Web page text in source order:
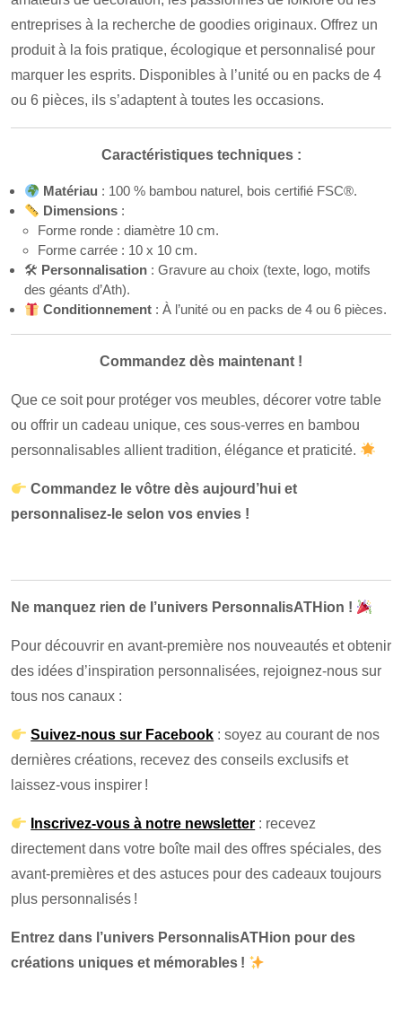
entreprises à la recherche de goodies originaux. Offrez un
produit à la fois pratique, écologique et personnalisé pour
marquer les esprits. Disponibles à l’unité ou en packs de 4
ou 6 pièces, ils s’adaptent à toutes les occasions.
Caractéristiques techniques :
Matériau : 100 % bambou naturel, bois certifié FSC®.
Dimensions :
Forme ronde : diamètre 10 cm.
Forme carrée : 10 x 10 cm.
🛠 Personnalisation : Gravure au choix (texte, logo, motifs
des géants d’Ath).
Conditionnement : À l’unité ou en packs de 4 ou 6 pièces.
Commandez dès maintenant !
Que ce soit pour protéger vos meubles, décorer votre table
ou offrir un cadeau unique, ces sous-verres en bambou
personnalisables allient tradition, élégance et praticité.
Commandez le vôtre dès aujourd’hui et
personnalisez-le selon vos envies !
Ne manquez rien de l’univers PersonnalisATHion !
Pour découvrir en avant-première nos nouveautés et obtenir
des idées d’inspiration personnalisées, rejoignez-nous sur
tous nos canaux :
Suivez-nous sur Facebook : soyez au courant de nos
dernières créations, recevez des conseils exclusifs et
laissez-vous inspirer !
Inscrivez-vous à notre newsletter : recevez
directement dans votre boîte mail des offres spéciales, des
avant-premières et des astuces pour des cadeaux toujours
plus personnalisés !
Entrez dans l’univers PersonnalisATHion pour des
créations uniques et mémorables !